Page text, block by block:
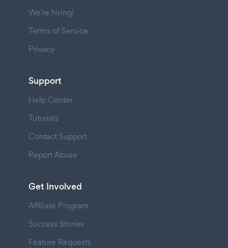
We're hiring!
Terms of Service
Privacy
Support
Help Center
Tutorials
Contact Support
Report Abuse
Get Involved
Affiliate Program
Success Stories
Feature Requests